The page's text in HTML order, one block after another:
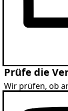
Prüfe die
Wir prüfen, ob